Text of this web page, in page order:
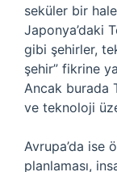
seküler bir
Japonya’daki
gibi şehirler,
şehir” fikrine
Ancak burada
ve teknoloji
Avrupa’da ise
planlaması,